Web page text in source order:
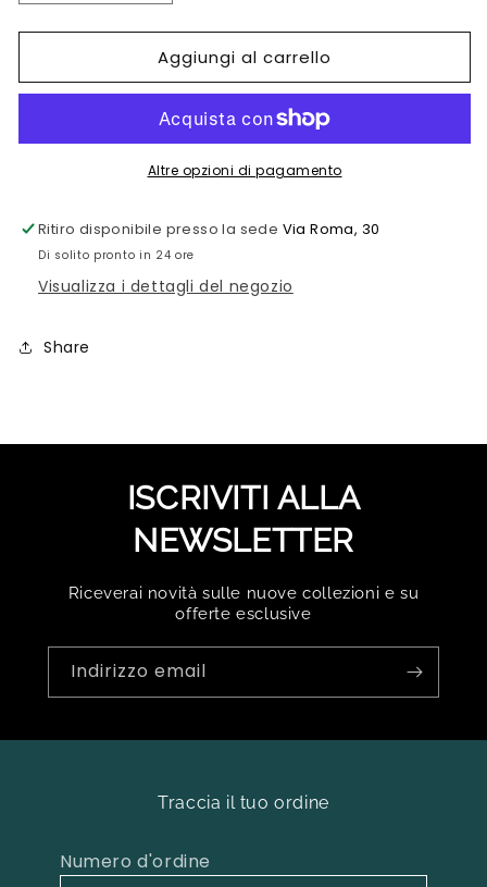
quantità
per
A
CON
quantità
per
ORECCHINI
A
CRIVELLI
CON
GOCCE
Aggiungi al carrello
Altre opzioni di pagamento
Ritiro disponibile presso la sede Via Roma, 30
Di solito pronto in 24 ore
Visualizza i dettagli del negozio
Share
ISCRIVITI ALLA
NEWSLETTER
Riceverai novità sulle nuove collezioni e su
offerte esclusive
Indirizzo email
Traccia il tuo ordine
Numero d'ordine